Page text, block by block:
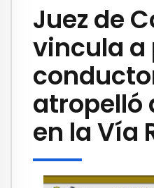
Juez de
vincula a
atropelló
en la Vía